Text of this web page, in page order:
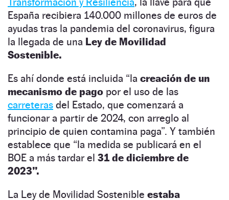
España recibiera 140.000 millones de euros de
ayudas tras la pandemia del coronavirus, figura
la llegada de una Ley de Movilidad
Sostenible.
Es ahí donde está incluida “la creación de un
mecanismo de pago por el uso de las
carreteras del Estado, que comenzará a
funcionar a partir de 2024, con arreglo al
principio de quien contamina paga”. Y también
establece que “la medida se publicará en el
BOE a más tardar el 31 de diciembre de
2023”.
La Ley de Movilidad Sostenible estaba